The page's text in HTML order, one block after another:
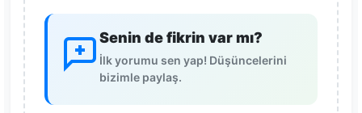
Senin de fikrin var mı?
İlk yorumu sen yap! Düşüncelerini
bizimle paylaş.